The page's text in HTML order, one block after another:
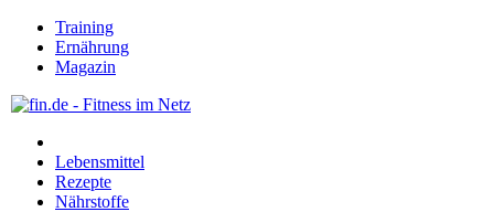
Training
Ernährung
Magazin
Lebensmittel
Rezepte
Nährstoffe